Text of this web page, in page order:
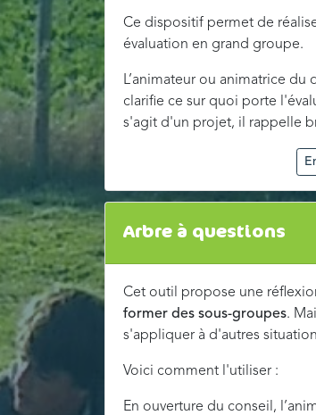
Ce dispositif permet de
évaluation en grand groupe.
L’animateur ou animatrice du
clarifie ce sur quoi porte
s'agit d'un projet, il rappelle
Arbre à questions
Cet outil propose une
former des sous-groupes.
s'appliquer à d'autres
Voici comment l'utiliser :
En ouverture du conseil,